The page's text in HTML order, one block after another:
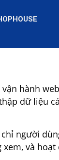
vận hành
dữ liệu
người
và hoạt